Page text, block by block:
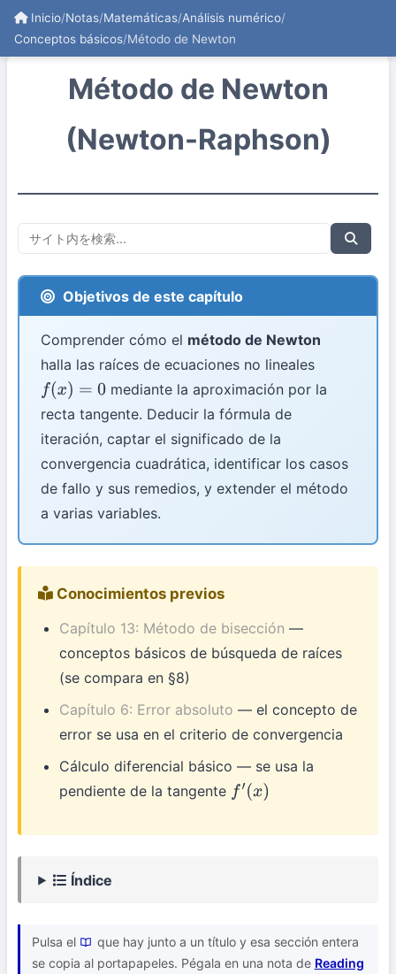
Inicio/Notas/Matemáticas/Análisis numérico/
Conceptos básicos/Método de Newton
Método de Newton
(Newton-Raphson)
Objetivos de este capítulo
Comprender cómo el método de Newton
halla las raíces de ecuaciones no lineales
f(x)= 0
mediante la aproximación por la
recta tangente. Deducir la fórmula de
iteración, captar el significado de la
convergencia cuadrática, identificar los casos
de fallo y sus remedios, y extender el método
a varias variables.
Conocimientos previos
Capítulo 13: Método de bisección —
conceptos básicos de búsqueda de raíces
(se compara en §8)
Capítulo 6: Error absoluto — el concepto de
error se usa en el criterio de convergencia
Cálculo diferencial básico — se usa la
pendiente de la tangente f′( x)
Índice
Pulsa el
que hay junto a un título y esa sección entera
se copia al portapapeles. Pégala en una nota de Reading